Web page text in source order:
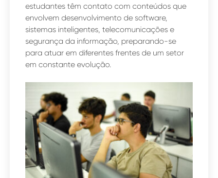
estudantes têm contato com conteúdos que
envolvem desenvolvimento de software,
sistemas inteligentes, telecomunicações e
segurança da informação, preparando-se
para atuar em diferentes frentes de um setor
em constante evolução.